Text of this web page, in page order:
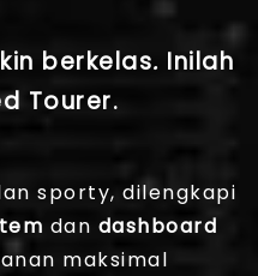
berkelas. Inilah
Tourer.
sporty, dilengkapi
dan dashboard
maksimal